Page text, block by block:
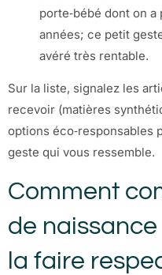
porte‑bébé dont on
années; ce petit
avéré très rentable.
Sur la liste, signalez les
recevoir (matières
options éco‑responsables
geste qui vous ressemble.
Comment
de naissance
la faire